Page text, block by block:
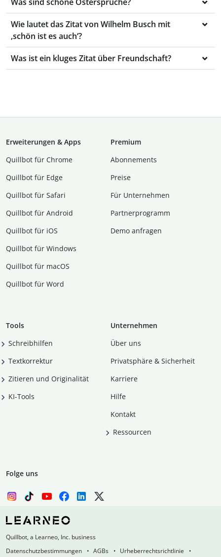
Wie lautet das Zitat von Wilhelm Busch mit
‚schön ist es auch‘?
Was ist ein kluges Zitat über Freundschaft?
Erweiterungen & Apps
Quillbot für Chrome
Quillbot für Edge
Quillbot für Safari
Quillbot für Android
Quillbot für iOS
Quillbot für Windows
Quillbot für macOS
Quillbot für Word
Premium
Abon­ne­ments
Preise
Für Unternehmen
Partnerprogramm
Demo anfragen
Tools
Schreibhilfen
Textkorrektur
Zitieren und Originalität
KI-Tools
Unternehmen
Über uns
Privatsphäre & Sicherheit
Karriere
Hilfe
Kontakt
Ressourcen
Folge uns
Quillbot, a Learneo, Inc. business
Datenschutzbestimmungen
AGBs Urheberrechtsrichtlinie